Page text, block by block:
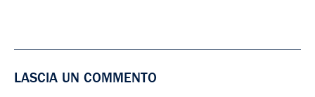
LASCIA UN COMMENTO